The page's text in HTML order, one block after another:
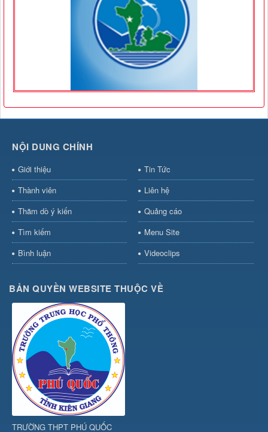
NỘI DUNG CHÍNH
Giới thiệu
Tin Tức
Thành viên
Liên hệ
Thăm dò ý kiến
Quảng cáo
Tìm kiếm
Menu Site
Bình luận
Videoclips
BẢN QUYỀN WEBSITE THUỘC VỀ
TRƯỜNG THPT PHÚ QUỐC